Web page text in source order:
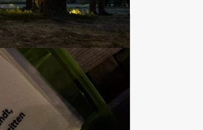
Culinaire uitjes
1237 uitjes